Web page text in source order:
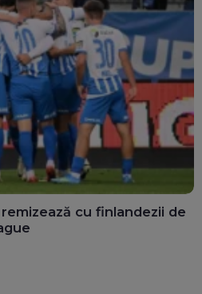
cu finlandezii de